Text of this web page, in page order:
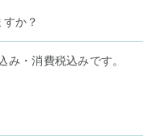
か？
み・消費税込みです。